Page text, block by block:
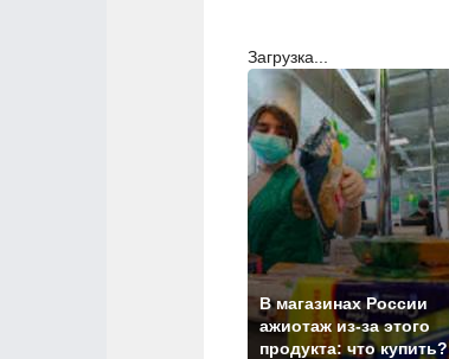
Загрузка...
В магазинах России
ажиотаж из-за этого
продукта: что купить?